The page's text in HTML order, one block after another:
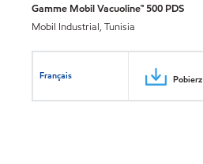
Gamme Mobil Vacuoline™ 500 PDS
Mobil Industrial, Tunisia
Français Pobierz